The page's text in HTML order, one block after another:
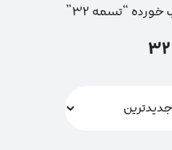
“تسمه 32”